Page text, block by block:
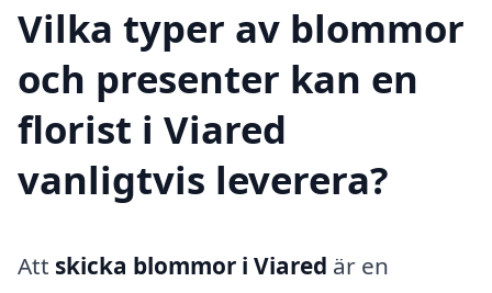
Vilka typer av blommor
och presenter kan en
florist i Viared
vanligtvis leverera?
Att skicka blommor i Viared är en